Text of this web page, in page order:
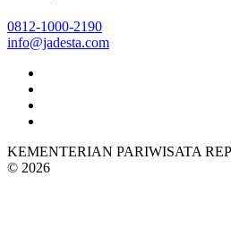
0812-1000-2190
info@jadesta.com
KEMENTERIAN PARIWISATA
© 2026